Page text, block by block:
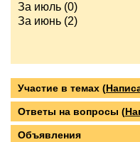
За июль (0)
За июнь (2)
Участие в темах (
Ответы на вопросы (
Объявления